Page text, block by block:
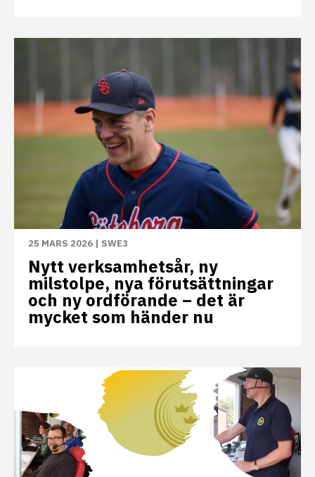
25 MARS 2026 | SWE3
Nytt verksamhetsår, ny
milstolpe, nya förutsättningar
och ny ordförande – det är
mycket som händer nu